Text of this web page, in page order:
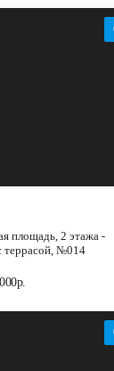
площадь, 2 этажа -
террасой, №014